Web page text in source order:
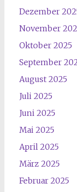
Dezember
November
Oktober 2025
September
August 2025
Juli 2025
Juni 2025
Mai 2025
April 2025
März 2025
Februar 2025